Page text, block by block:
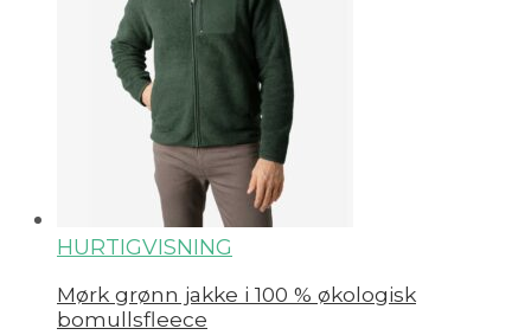
HURTIGVISNING
Mørk grønn jakke i 100 % økologisk
bomullsfleece